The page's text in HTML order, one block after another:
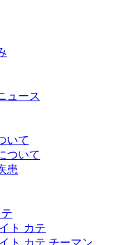
ュース
いて
ついて
患
ト カテ
ト カテ チーマン